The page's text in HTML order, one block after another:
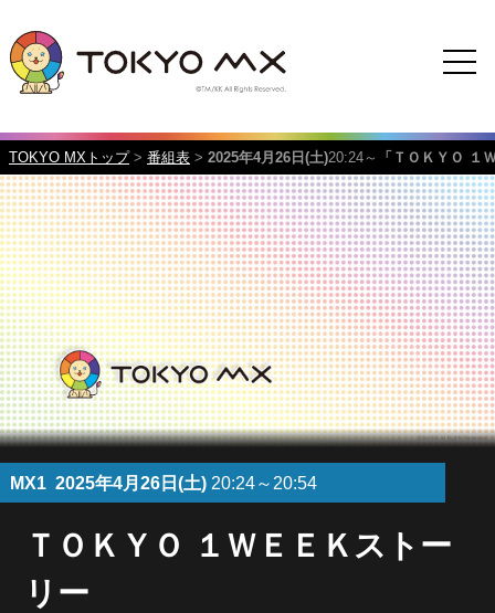
TOKYO MXトップ> 番組表 > 2025年4月26日(土)20:24～ 「ＴＯＫＹＯ １
MX1 2025年4月26日(土) 20:24～20:54
ＴＯＫＹＯ １ＷＥＥＫストー
リー